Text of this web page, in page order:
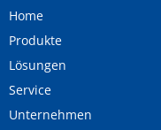
Home
Produkte
Lösungen
Service
Unternehmen